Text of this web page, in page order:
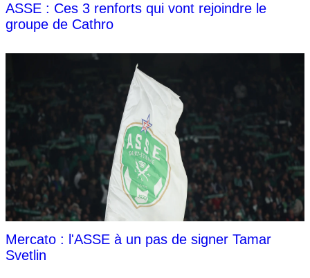
ASSE : Ces 3 renforts qui vont rejoindre le
groupe de Cathro
Mercato : l'ASSE à un pas de signer Tamar
Svetlin